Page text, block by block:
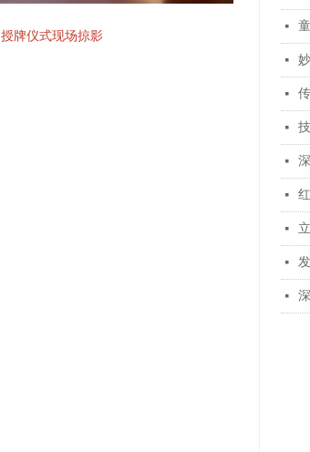
授牌仪式现场掠影
넷
넷
넷
넷
넷
넷
넷
넷
넷